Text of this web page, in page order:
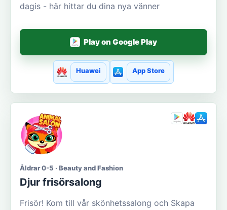
dagis - här hittar du dina nya vänner
Play on Google Play
Huawei App Store
Åldrar 0-5 · Beauty and Fashion
Djur frisörsalong
Frisör! Kom till vår skönhetssalong och Skapa